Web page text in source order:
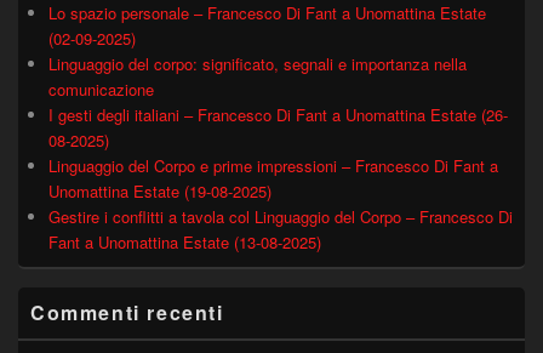
Lo spazio personale – Francesco Di Fant a Unomattina Estate
(02-09-2025)
Linguaggio del corpo: significato, segnali e importanza nella
comunicazione
I gesti degli italiani – Francesco Di Fant a Unomattina Estate (26-
08-2025)
Linguaggio del Corpo e prime impressioni – Francesco Di Fant a
Unomattina Estate (19-08-2025)
Gestire i conflitti a tavola col Linguaggio del Corpo – Francesco Di
Fant a Unomattina Estate (13-08-2025)
Commenti recenti